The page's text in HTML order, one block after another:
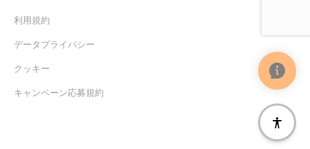
利用規約
データプライバシー
クッキー
キャンペーン応募規約